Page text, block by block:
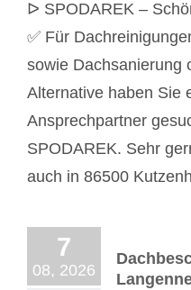
ᐅ SPODAREK –
✅ Für
sowie Dachsanierung
Alternative haben Sie
Ansprechpartner
SPODAREK. Sehr
auch in 86500
7
08, 2026